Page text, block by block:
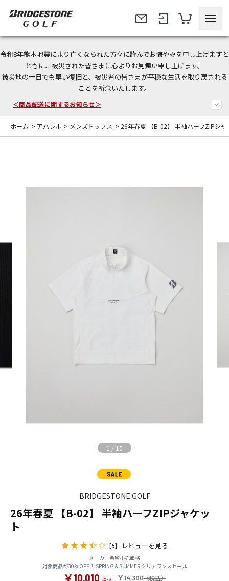
令和8年熊本地震により亡くなられた方々に謹んでお悔やみを申し上げますと
ともに、被災された皆さまに心よりお見舞い申し上げます。
被災地の一日でも早い復旧と、被災者の皆さまが平穏な生活を取り戻される
ことを祈念いたします。
＜夏季休暇中のご注文・発送・お問い合わせ＞
今なら新規会員登録で1,000円OFFクーポンプレゼント！
＜商品配送に関するお知らせ＞
ホーム > アパレル > メンズトップス > 26年春夏 【B-02】 半袖ハーフZIPジャ
1 / 10
BRIDGESTONE GOLF
26年春夏 【B-02】 半袖ハーフZIPジャケッ
ト
[5] レビューを見る
メーカー希望小売価格
対象商品が30％OFF！ SPRING & SUMMER クリアランスセール
￥14,300
￥10,010